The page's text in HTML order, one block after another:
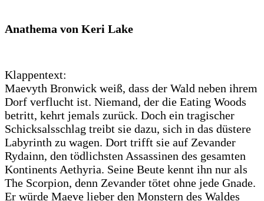
Anathema von Keri Lake
Klappentext:
Maevyth Bronwick weiß, dass der Wald neben ihrem
Dorf verflucht ist. Niemand, der die Eating Woods
betritt, kehrt jemals zurück. Doch ein tragischer
Schicksalsschlag treibt sie dazu, sich in das düstere
Labyrinth zu wagen. Dort trifft sie auf Zevander
Rydainn, den tödlichsten Assassinen des gesamten
Kontinents Aethyria. Seine Beute kennt ihn nur als
The Scorpion, denn Zevander tötet ohne jede Gnade.
Er würde Maeve lieber den Monstern des Waldes